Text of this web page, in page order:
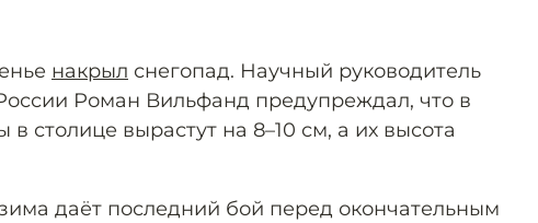
накрыл снегопад. Научный руководитель
Роман Вильфанд предупреждал, что в
столице вырастут на 8–10 см, а их высота
даёт последний бой перед окончательным